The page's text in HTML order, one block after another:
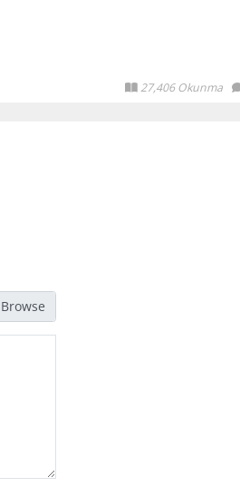
27,406 Okunma
jpg, gif, png türündeki resimleri seçmelisiniz